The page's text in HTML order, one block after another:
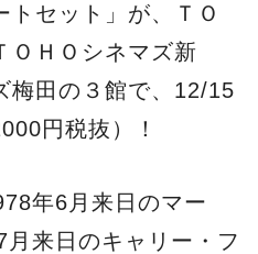
トセット」が、ＴＯ
ＯＨＯシネマズ新
梅田の３館で、12/15
円税抜）！
年6月来日のマー
来日のキャリー・フ